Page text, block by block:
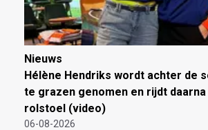
Nieuws
Hélène Hendriks wordt achter de
te grazen genomen en rijdt
rolstoel (video)
06-08-2026